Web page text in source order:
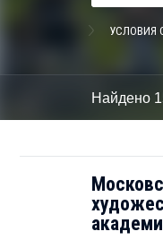
УСЛОВИЯ
Найдено